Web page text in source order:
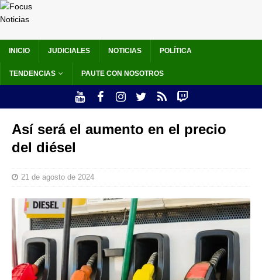
INICIO JUDICIALES NOTICIAS POLÍTICA
TENDENCIAS PAUTE CON NOSOTROS
Así será el aumento en el precio
del diésel
21 de agosto de 2024